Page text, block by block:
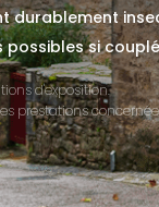
durablement
possibles si
d'exposition.
prestations